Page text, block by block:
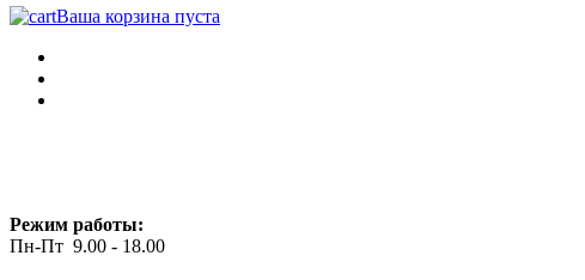
Ваша корзина пуста
Режим работы:
Пн-Пт 9.00 - 18.00